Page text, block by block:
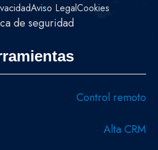
Aviso LegalCookies
de seguridad
Control remoto
Alta CRM